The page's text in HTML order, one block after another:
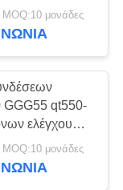
άμμου
μονάδες
GGG55 qt550-
ελέγχου
μονάδες